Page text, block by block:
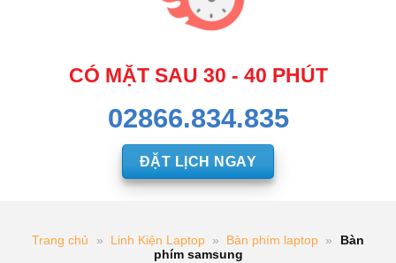
CÓ MẶT SAU 30 - 40 PHÚT
02866.834.835
ĐẶT LỊCH NGAY
Trang chủ » Linh Kiện Laptop » Bàn phím laptop »
Bàn
phím samsung